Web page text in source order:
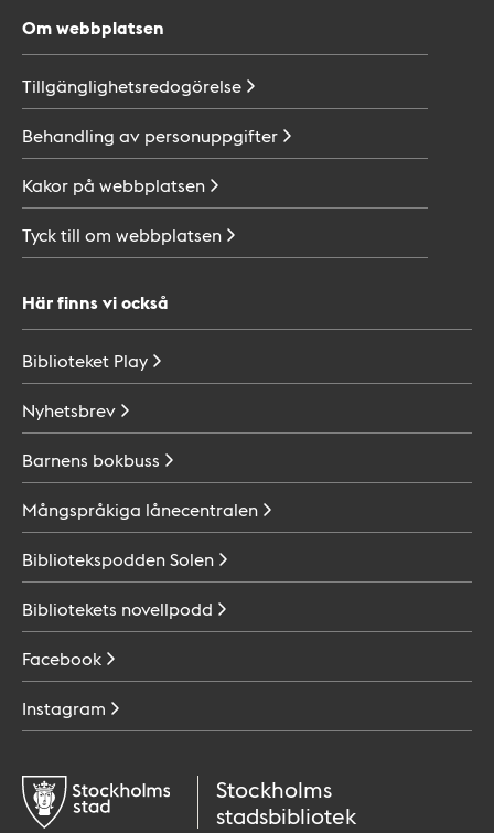
Om webbplatsen
Tillgänglighetsredogörelse
Behandling av personuppgifter
Kakor på webbplatsen
Tyck till om webbplatsen
Här finns vi också
Biblioteket Play
Nyhetsbrev
Barnens bokbuss
Mångspråkiga lånecentralen
BibliotekspoddenSolen
Bibliotekets novellpodd
Facebook
Instagram
Stockholms
stadsbibliotek